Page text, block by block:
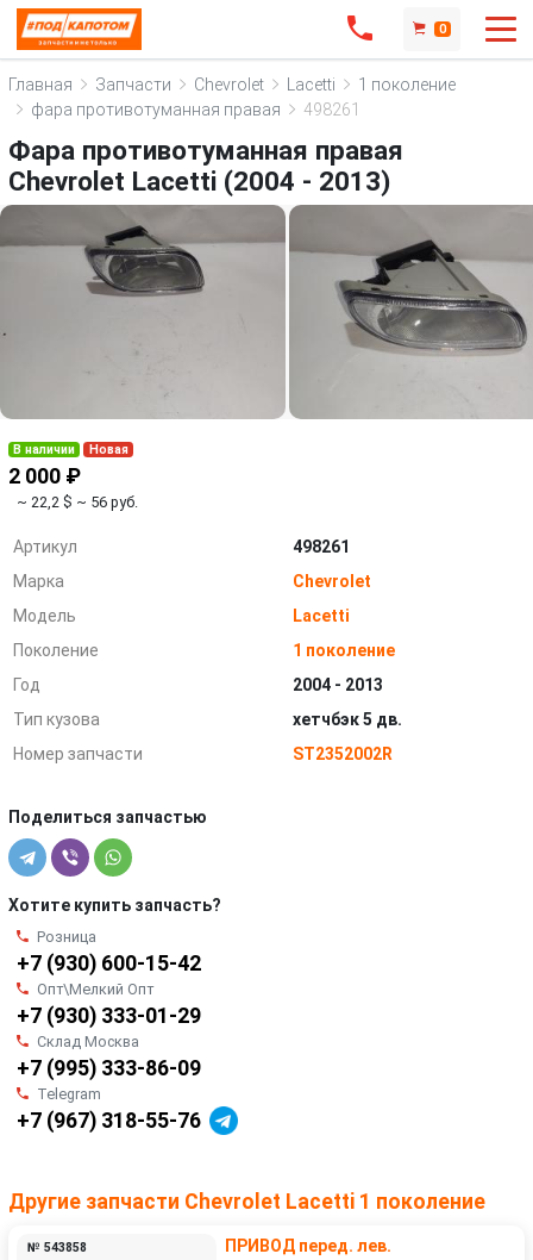
0
Главная Запчасти Chevrolet Lacetti
1 поколение
фара противотуманная правая
498261
Фара противотуманная правая
Chevrolet Lacetti (2004 - 2013)
В наличии Новая
2 000 ₽
~ 22,2 $ ~ 56 руб.
Артикул
498261
Марка
Chevrolet
Модель
Lacetti
Поколение
1 поколение
Год
2004 - 2013
Тип кузова
хетчбэк 5 дв.
Номер запчасти
ST2352002R
Поделиться запчастью
Хотите купить запчасть?
Розница
+7 (930) 600-15-42
Опт\Мелкий Опт
+7 (930) 333-01-29
Склад Москва
+7 (995) 333-86-09
Telegram
+7 (967) 318-55-76
Другие запчасти Chevrolet Lacetti 1 поколение
№ 543858
ПРИВОД перед. лев.